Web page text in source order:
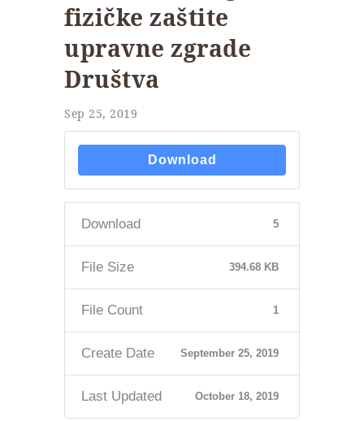
fizičke zaštite
upravne zgrade
Društva
Sep 25, 2019
Download
Download 5
File Size 394.68 KB
File Count 1
Create Date September 25, 2019
Last Updated October 18, 2019